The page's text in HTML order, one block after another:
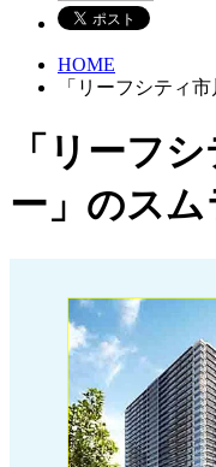
HOME
「リーフシティ
「リーフ
ー」のス